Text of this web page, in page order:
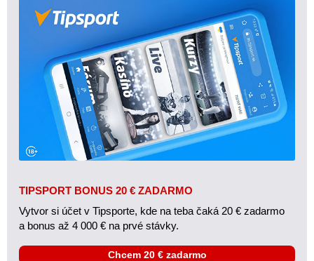
TIPSPORT BONUS 20 € ZADARMO
Vytvor si účet v Tipsporte, kde na teba čaká 20 € zadarmo
a bonus až 4 000 € na prvé stávky.
Chcem 20 € zadarmo